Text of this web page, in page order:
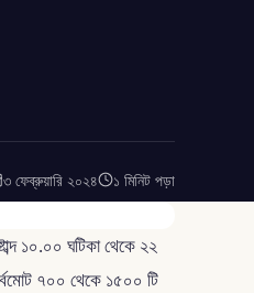
৩ ফেব্রুয়ারি ২০২৪ ১ মিনিট পড়া
১০.০০ ঘটিকা থেকে ২২
৭০০ থেকে ১৫০০ টি